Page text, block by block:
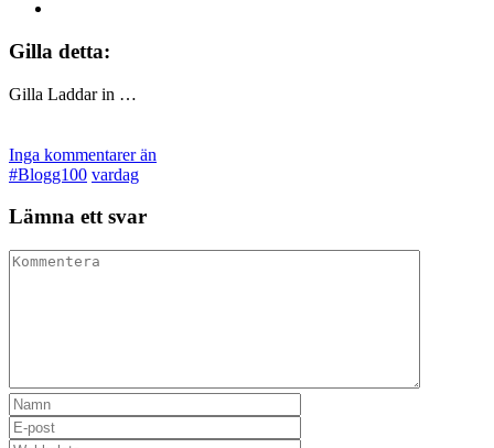
Gilla detta:
Gilla Laddar in …
Inga kommentarer än
#Blogg100 vardag
Lämna ett svar